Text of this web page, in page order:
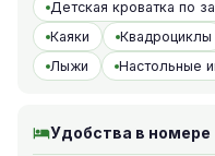
Детская кроватка по
Каяки
Квадроциклы
Лыжи
Настольные
Удобства в номере